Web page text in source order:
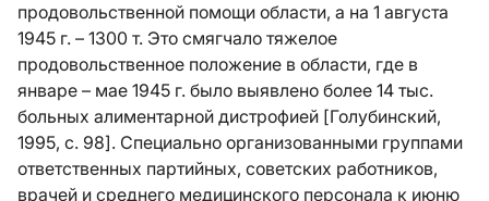
продовольственной помощи области, а на 1 августа
1945 г. – 1300 т. Это смягчало тяжелое
продовольственное положение в области, где в
январе – мае 1945 г. было выявлено более 14 тыс.
больных алиментарной дистрофией [Голубинский,
1995, с. 98]. Специально организованными группами
ответственных партийных, советских работников,
врачей и среднего медицинского персонала к июню